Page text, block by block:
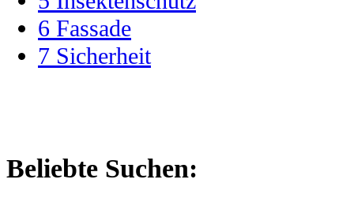
6 Fassade
7 Sicherheit
Beliebte Suchen: